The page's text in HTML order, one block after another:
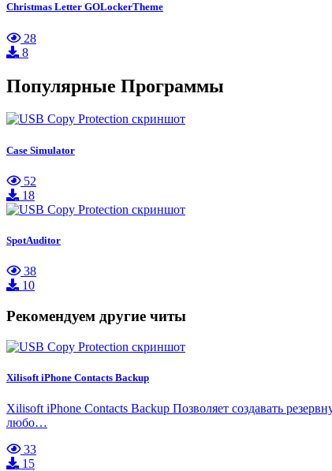
Christmas Letter GOLockerTheme
28
8
Популярные Программы
Case Simulator
52
18
SpotAuditor
38
10
Рекомендуем другие читы
Xilisoft iPhone Contacts Backup
Xilisoft iPhone Contacts Backup Позволяет создавать
любо…
33
15